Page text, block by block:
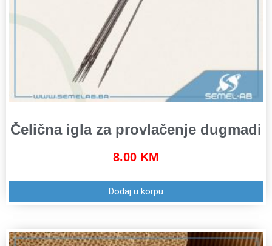
Čelična igla za provlačenje dugmadi
8.00 KM
Dodaj u korpu